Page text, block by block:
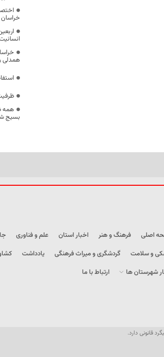
همدلی
همه
بسیج
اصلی فرهنگ و هنر اخبار استان علم و فناوری
و سلامت
گردشگری و میراث فرهنگی یادداشت
شهرستان ها
ارتباط با ما
قانونی دارد.